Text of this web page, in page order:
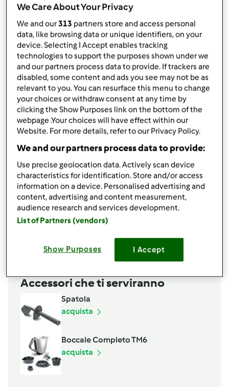
Bimby ® TM 31
daOspite
published: 19-07-2012
modificata: 11-12-2012
Aggiungi alle mie raccolte
condividi la ricetta
Ingredienti
500 gr Alcool Puro
500 gr Zucchero
500 gr Caffè Espresso
Aggiungi alla lista della spesa
Accessori che ti serviranno
Spatola
acquista
Boccale Completo TM6
acquista
We Care About Your Privacy
We and our313 partners store and access personal
data, like browsing data or unique identifiers, on your
device. Selecting I Accept enables tracking
technologies to support the purposes shown under we
and our partners process data to provide. If trackers are
disabled, some content and ads you see may not be as
relevant to you. You can resurface this menu to change
your choices or withdraw consent at any time by
clicking the Show Purposes link on the bottom of the
webpage .Your choices will have effect within our
Website. For more details, refer to our Privacy Policy.
We and our partners process data to provide:
Use precise geolocation data. Actively scan device
characteristics for identification. Store and/or access
information on a device. Personalised advertising and
content, advertising and content measurement,
audience research and services development.
List of Partners (vendors)
Show Purposes I Accept